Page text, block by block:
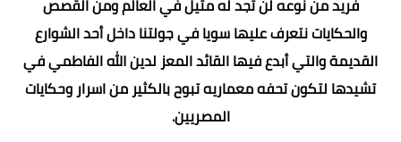
والحكايات نتعرف عليها سويا في جولتنا داخل أحد الشوارع
القديمة والتي أبدع فيها القائد المعز لدين الله الفاطمي في
تشيدها لتكون تحفه معماريه تبوح بالكثير من اسرار وحكايات
المصريين.